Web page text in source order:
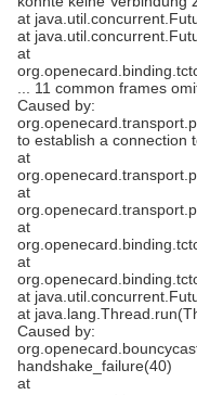
at
at
at
... 11 common frames
Caused by:
to establish a connection
at
at
at
at
at
at
Caused by:
handshake_failure(40)
at